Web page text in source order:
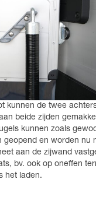
kunnen de twee
beide zijden
kunnen zoals
geopend en worden nu
aan de zijwand
bv. ook op oneffen
het laden.